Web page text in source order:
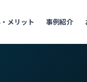
メリット 事例紹介